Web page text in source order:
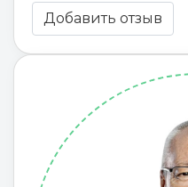
Добавить отзыв